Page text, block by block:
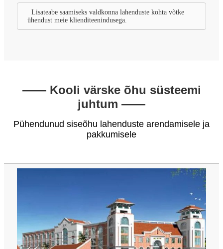
Lisateabe saamiseks valdkonna lahenduste kohta võtke
ühendust meie klienditeenindusega.
—— Kooli värske õhu süsteemi
juhtum ——
Pühendunud siseõhu lahenduste arendamisele ja
pakkumisele